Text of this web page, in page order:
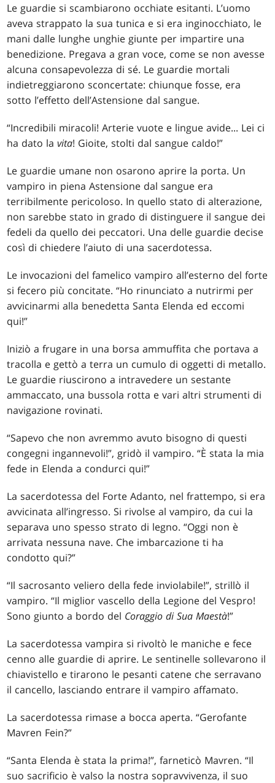
Le guardie si scambiarono occhiate esitanti. L’uomo
aveva strappato la sua tunica e si era inginocchiato, le
mani dalle lunghe unghie giunte per impartire una
benedizione. Pregava a gran voce, come se non avesse
alcuna consapevolezza di sé. Le guardie mortali
indietreggiarono sconcertate: chiunque fosse, era
sotto l’effetto dell’Astensione dal sangue.
“Incredibili miracoli! Arterie vuote e lingue avide... Lei ci
ha dato lavita! Gioite, stolti dal sangue caldo!”
Le guardie umane non osarono aprire la porta. Un
vampiro in piena Astensione dal sangue era
terribilmente pericoloso. In quello stato di alterazione,
non sarebbe stato in grado di distinguere il sangue dei
fedeli da quello dei peccatori. Una delle guardie decise
così di chiedere l’aiuto di una sacerdotessa.
Le invocazioni del famelico vampiro all’esterno del forte
si fecero più concitate. “Ho rinunciato a nutrirmi per
avvicinarmi alla benedetta Santa Elenda ed eccomi
qui!”
Iniziò a frugare in una borsa ammuffita che portava a
tracolla e gettò a terra un cumulo di oggetti di metallo.
Le guardie riuscirono a intravedere un sestante
ammaccato, una bussola rotta e vari altri strumenti di
navigazione rovinati.
“Sapevo che non avremmo avuto bisogno di questi
congegni ingannevoli!”, gridò il vampiro. “È stata la mia
fede in Elenda a condurci qui!”
La sacerdotessa del Forte Adanto, nel frattempo, si era
avvicinata all’ingresso. Si rivolse al vampiro, da cui la
separava uno spesso strato di legno. “Oggi non è
arrivata nessuna nave. Che imbarcazione ti ha
condotto qui?”
“Il sacrosanto veliero della fede inviolabile!”, strillò il
vampiro. “Il miglior vascello della Legione del Vespro!
Sono giunto a bordo del Coraggio di Sua Maestà!”
La sacerdotessa vampira si rivoltò le maniche e fece
cenno alle guardie di aprire. Le sentinelle sollevarono il
chiavistello e tirarono le pesanti catene che serravano
il cancello, lasciando entrare il vampiro affamato.
La sacerdotessa rimase a bocca aperta. “Gerofante
Mavren Fein?”
“Santa Elenda è stata la prima!”, farneticò Mavren. “Il
suo sacrificio è valso la nostra sopravvivenza, il suo